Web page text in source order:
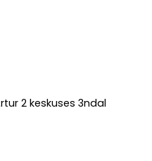
2 keskuses 3ndal